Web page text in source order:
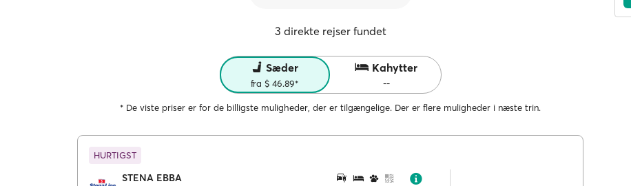
3 direkte rejser fundet
Sæder
fra $ 46.89*
Kahytter
--
* De viste priser er for de billigste muligheder, der er tilgængelige. Der er flere muligheder i næste trin.
HURTIGST
STENA EBBA